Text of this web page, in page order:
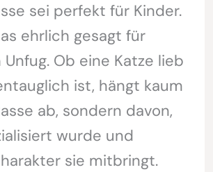
sei perfekt für Kinder.
ehrlich gesagt für
Ob eine Katze lieb
ist, hängt kaum
ab, sondern davon,
wurde und
sie mitbringt.